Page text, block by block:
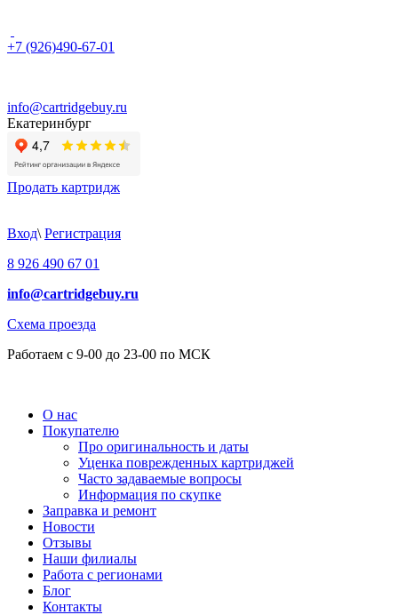
+7 (926)490-67-01
info@cartridgebuy.ru
Екатеринбург
Продать картридж
Вход\ Регистрация
8 926 490 67 01
info@cartridgebuy.ru
Схема проезда
Работаем с 9-00 до 23-00 по МСК
О нас
Покупателю
Про оригинальность и даты
Уценка поврежденных картриджей
Часто задаваемые вопросы
Информация по скупке
Заправка и ремонт
Новости
Отзывы
Наши филиалы
Работа с регионами
Блог
Контакты